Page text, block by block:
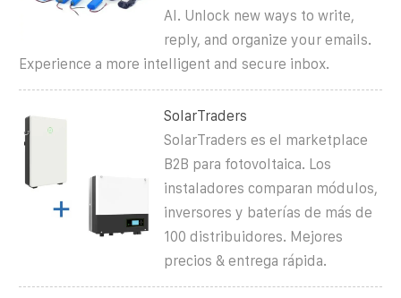
AI. Unlock new ways to write,
reply, and organize your emails.
Experience a more intelligent and secure inbox.
SolarTraders
SolarTraders es el marketplace
B2B para fotovoltaica. Los
instaladores comparan módulos,
inversores y baterías de más de
100 distribuidores. Mejores
precios & entrega rápida.